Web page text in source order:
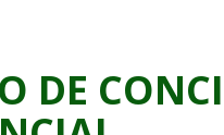
DE